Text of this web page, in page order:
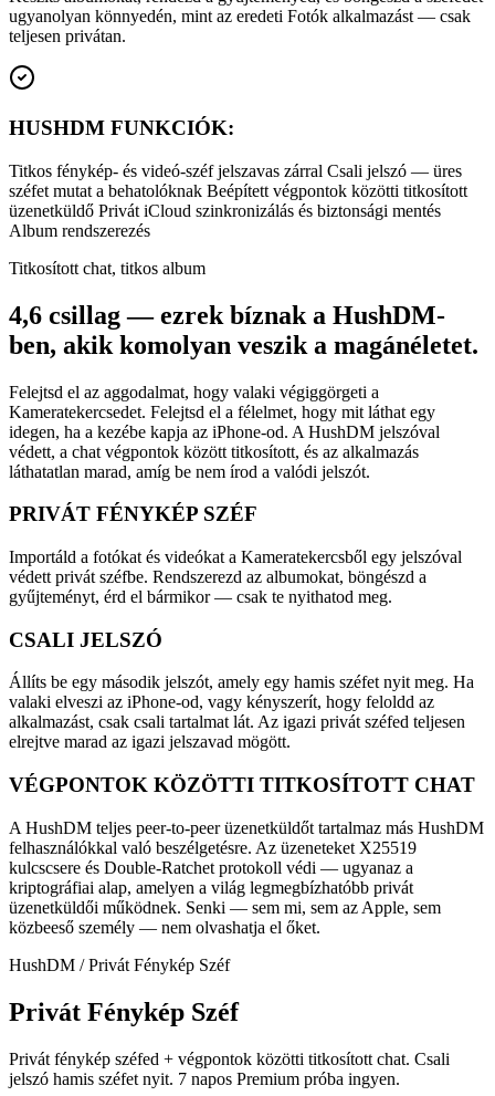
ugyanolyan könnyedén, mint az eredeti Fotók alkalmazást — csak
teljesen privátan.
HUSHDM FUNKCIÓK:
Titkos fénykép- és videó-széf jelszavas zárral Csali jelszó — üres
széfet mutat a behatolóknak Beépített végpontok közötti titkosított
üzenetküldő Privát iCloud szinkronizálás és biztonsági mentés
Album rendszerezés
Titkosított chat, titkos album
4,6 csillag — ezrek bíznak a HushDM-
ben, akik komolyan veszik a magánéletet.
Felejtsd el az aggodalmat, hogy valaki végiggörgeti a
Kameratekercsedet. Felejtsd el a félelmet, hogy mit láthat egy
idegen, ha a kezébe kapja az iPhone-od. A HushDM jelszóval
védett, a chat végpontok között titkosított, és az alkalmazás
láthatatlan marad, amíg be nem írod a valódi jelszót.
PRIVÁT FÉNYKÉP SZÉF
Importáld a fotókat és videókat a Kameratekercsből egy jelszóval
védett privát széfbe. Rendszerezd az albumokat, böngészd a
gyűjteményt, érd el bármikor — csak te nyithatod meg.
CSALI JELSZÓ
Állíts be egy második jelszót, amely egy hamis széfet nyit meg. Ha
valaki elveszi az iPhone-od, vagy kényszerít, hogy feloldd az
alkalmazást, csak csali tartalmat lát. Az igazi privát széfed teljesen
elrejtve marad az igazi jelszavad mögött.
VÉGPONTOK KÖZÖTTI TITKOSÍTOTT CHAT
A HushDM teljes peer-to-peer üzenetküldőt tartalmaz más HushDM
felhasználókkal való beszélgetésre. Az üzeneteket X25519
kulcscsere és Double-Ratchet protokoll védi — ugyanaz a
kriptográfiai alap, amelyen a világ legmegbízhatóbb privát
üzenetküldői működnek. Senki — sem mi, sem az Apple, sem
közbeeső személy — nem olvashatja el őket.
HushDM / Privát Fénykép Széf
Privát Fénykép Széf
Privát fénykép széfed + végpontok közötti titkosított chat. Csali
jelszó hamis széfet nyit. 7 napos Premium próba ingyen.